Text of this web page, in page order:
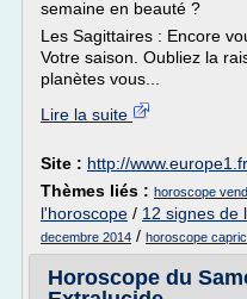
semaine en beauté ?
Les Sagittaires : Encore
Votre saison. Oubliez la
planètes vous...
Lire la suite
Site : http://www.europe1.fr
Thèmes liés : horoscope
l'horoscope / 12 signes de
decembre 2014 / horoscope
Horoscope du